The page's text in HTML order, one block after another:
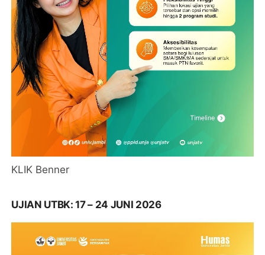
KLIK Benner
UJIAN UTBK: 17 – 24 JUNI 2026